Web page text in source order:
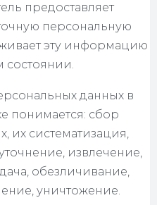
предоставляет
персональную
эту информацию
состоянии.
данных в
понимается: сбор
их систематизация,
извлечение,
обезличивание,
уничтожение.